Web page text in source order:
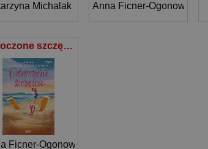
Michalak Anna Ficner-Ogonowska
Odroczone szczęście
Ficner-Ogonowska